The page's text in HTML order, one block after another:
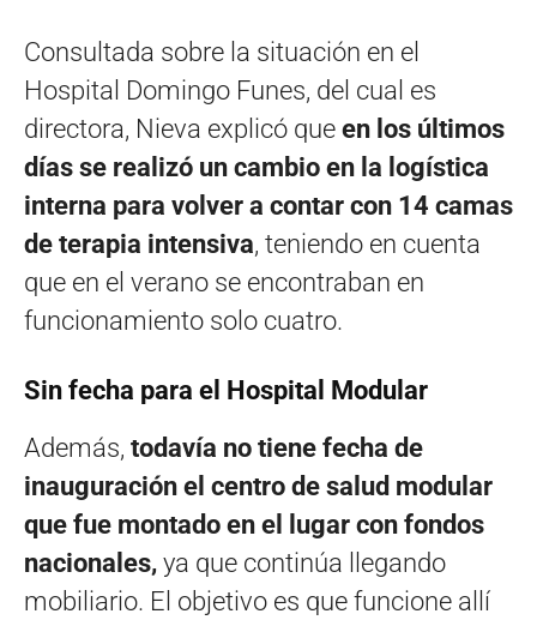
Consultada sobre la situación en el
Hospital Domingo Funes, del cual es
directora, Nieva explicó que en los últimos
días se realizó un cambio en la logística
interna para volver a contar con 14 camas
de terapia intensiva, teniendo en cuenta
que en el verano se encontraban en
funcionamiento solo cuatro.
Sin fecha para el Hospital Modular
Además, todavía no tiene fecha de
inauguración el centro de salud modular
que fue montado en el lugar con fondos
nacionales, ya que continúa llegando
mobiliario. El objetivo es que funcione allí